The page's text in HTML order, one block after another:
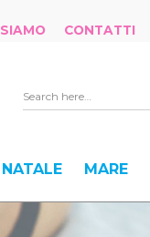
CONTATTI
NATALE MARE